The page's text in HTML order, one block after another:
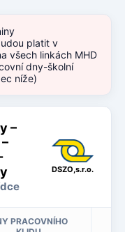
platit v
všech linkách MHD
dny-školní
níže)
–
DSZO,s.r.o.
PRACOVNÍHO